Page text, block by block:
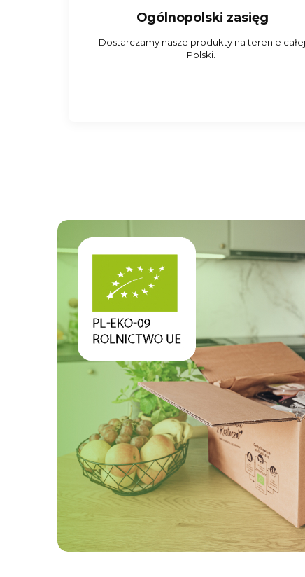
Ogólnopolski zasięg
Dostarczamy nasze produkty na terenie całej
Polski.